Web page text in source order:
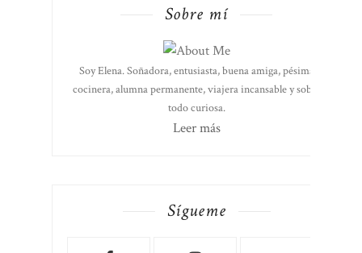
Sobre mí
Soy Elena. Soñadora, entusiasta, buena amiga, pésima
cocinera, alumna permanente, viajera incansable y sobre
todo curiosa.
Leer más
Sígueme